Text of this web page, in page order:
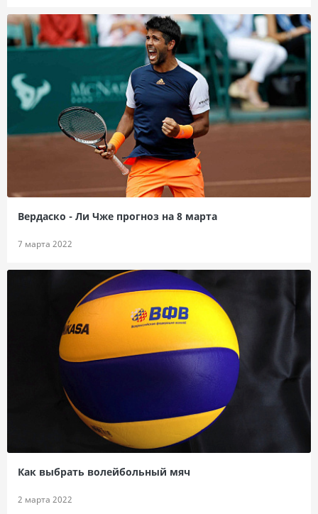
Вердаско - Ли Чже прогноз на 8 марта
7 марта 2022
Как выбрать волейбольный мяч
2 марта 2022